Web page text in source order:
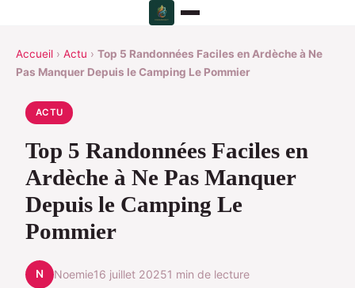
Accueil › Actu › Top 5 Randonnées Faciles en Ardèche à Ne
Pas Manquer Depuis le Camping Le Pommier
ACTU
Top 5 Randonnées Faciles en
Ardèche à Ne Pas Manquer
Depuis le Camping Le
Pommier
N Noemie16 juillet 20251 min de lecture